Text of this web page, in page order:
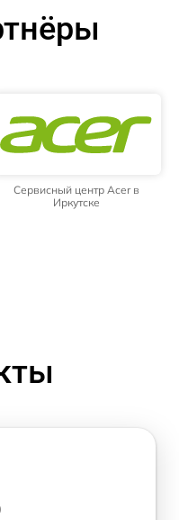
Сервисный центр Acer в
Иркутске